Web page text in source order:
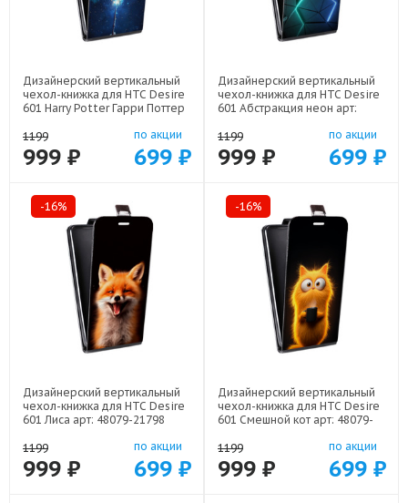
Дизайнерский вертикальный
чехол-книжка для HTC Desire
601 Harry Potter Гарри Поттер
1199
999 ₽
по акции
699 ₽
Дизайнерский вертикальный
чехол-книжка для HTC Desire
601 Абстракция неон арт:
1199
999 ₽
по акции
699 ₽
-16%
Дизайнерский вертикальный
чехол-книжка для HTC Desire
601 Лиса арт: 48079-21798
1199
999 ₽
по акции
699 ₽
-16%
Дизайнерский вертикальный
чехол-книжка для HTC Desire
601 Смешной кот арт: 48079-
1199
999 ₽
по акции
699 ₽